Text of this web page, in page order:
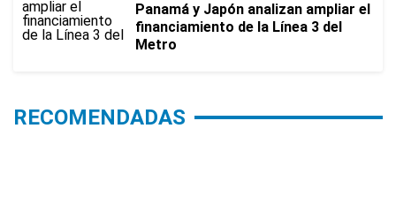
Panamá y Japón analizan ampliar el
financiamiento de la Línea 3 del
Metro
RECOMENDADAS